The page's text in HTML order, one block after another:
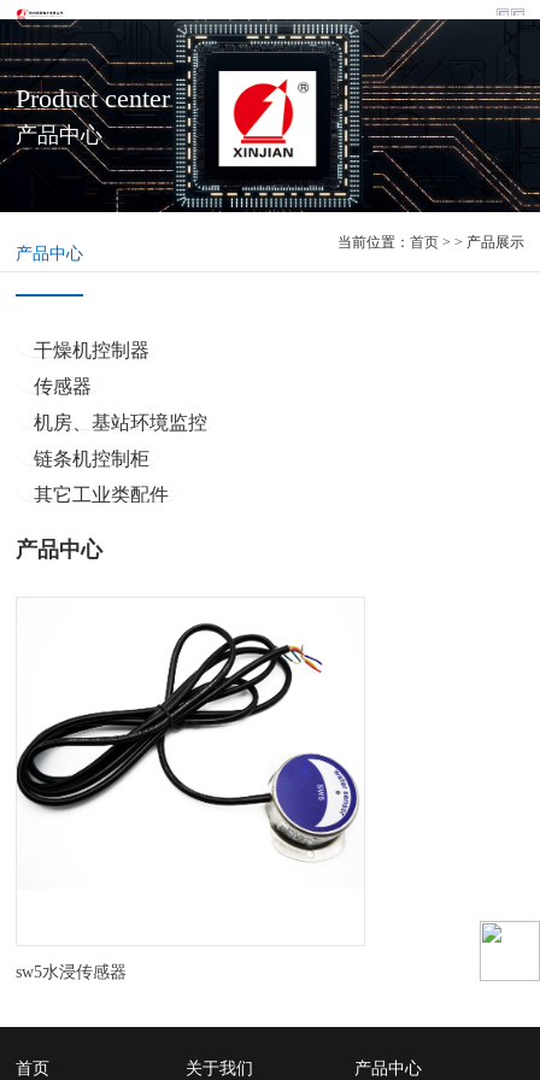
Product center
产品中心
产品中心
当前位置： 首页> > 产品展示
干燥机控制器
传感器
机房、基站环境监控
链条机控制柜
其它工业类配件
产品中心
sw5水浸传感器
首页 关于我们 产品中心